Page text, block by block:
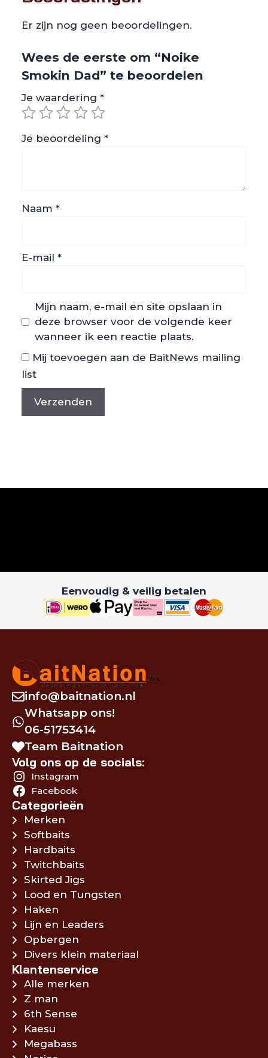
Er zijn nog geen beoordelingen.
Wees de eerste om “Noike
Smokin Dad” te beoordelen
Je waardering *
Je beoordeling *
Naam *
E-mail *
Mijn naam, e-mail en site opslaan in
deze browser voor de volgende keer
wanneer ik een reactie plaats.
Mij toevoegen aan de BaitNews mailing
list
Eenvoudig & veilig betalen
info@baitnation.nl
Whatsapp ons!
06-51753414
Team Baitnation
Volg ons op de socials:
Instagram
Facebook
Categorieën
Merken
Softbaits
Hardbaits
Twitchbaits
Skirted Jigs
Lood en Tungsten
Haken
Lijn en Leaders
Opbergen
Divers klein materiaal
Klantenservice
Alle merken
Z man
6th Sense
Kaesu
Megabass